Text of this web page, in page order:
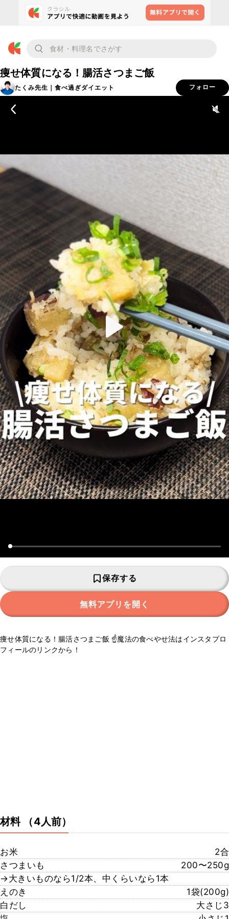
痩せ体質になる！腸活さつまご飯
たくみ先生｜食べ過ぎダイエット フォロー
保存する
無料アプリを開く
痩せ体質になる！腸活さつまご飯 ☝️魔法の食べやせ法はインスタプロ
フィールのリンクから！
材料 （4人前）
お米
2合
さつまいも
200〜250g
→大きいものなら1/2本、中くらいなら1本
えのき
1袋(200g)
白だし
大さじ3